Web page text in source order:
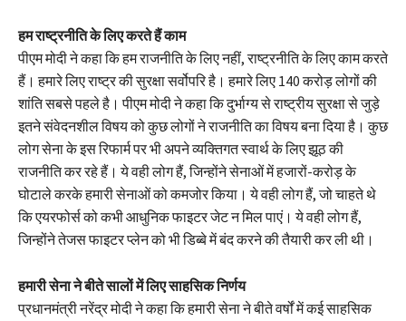
हम राष्ट्रनीति के लिए करते हैं काम
पीएम मोदी ने कहा कि हम राजनीति के लिए नहीं, राष्ट्रनीति के लिए काम करते
हैं। हमारे लिए राष्ट्र की सुरक्षा सर्वोपरि है। हमारे लिए 140 करोड़ लोगों की
शांति सबसे पहले है। पीएम मोदी ने कहा कि दुर्भाग्य से राष्ट्रीय सुरक्षा से जुड़े
इतने संवेदनशील विषय को कुछ लोगों ने राजनीति का विषय बना दिया है। कुछ
लोग सेना के इस रिफार्म पर भी अपने व्यक्तिगत स्वार्थ के लिए झूठ की
राजनीति कर रहे हैं। ये वही लोग हैं, जिन्होंने सेनाओं में हजारों-करोड़ के
घोटाले करके हमारी सेनाओं को कमजोर किया। ये वही लोग हैं, जो चाहते थे
कि एयरफोर्स को कभी आधुनिक फाइटर जेट न मिल पाएं। ये वही लोग हैं,
जिन्होंने तेजस फाइटर प्लेन को भी डिब्बे में बंद करने की तैयारी कर ली थी।
हमारी सेना ने बीते सालों में लिए साहसिक निर्णय
प्रधानमंत्री नरेंद्र मोदी ने कहा कि हमारी सेना ने बीते वर्षों में कई साहसिक